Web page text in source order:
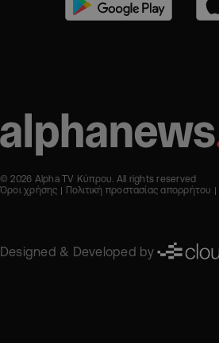
© 2026 Alpha TV Κύπρου. All rights reserved
Όροι χρήσης
Πολιτική προστασίας απορρήτου
Designed & Developed by